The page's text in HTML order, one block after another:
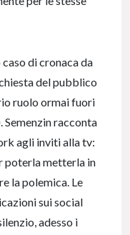
di cronaca da
del pubblico
ruolo ormai fuori
racconta
agli inviti alla tv:
poterla metterla in
la polemica. Le
sui social
adesso i